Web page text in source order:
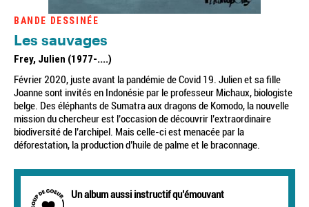
BANDE DESSINÉE
Les sauvages
Frey, Julien (1977-....)
Février 2020, juste avant la pandémie de Covid 19. Julien et sa fille
Joanne sont invités en Indonésie par le professeur Michaux, biologiste
belge. Des éléphants de Sumatra aux dragons de Komodo, la nouvelle
mission du chercheur est l’occasion de découvrir l’extraordinaire
biodiversité de l’archipel. Mais celle-ci est menacée par la
déforestation, la production d’huile de palme et le braconnage.
Un album aussi instructif qu’émouvant